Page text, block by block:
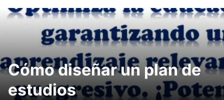
Cómo diseñar un plan de
estudios